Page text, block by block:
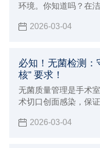
环境。你知道吗？在
装材料，从而会导致
2026-03-04
必知！无菌检测：
核” 要求！
无菌质量管理是手术
术切口创面感染，保
2026-03-04